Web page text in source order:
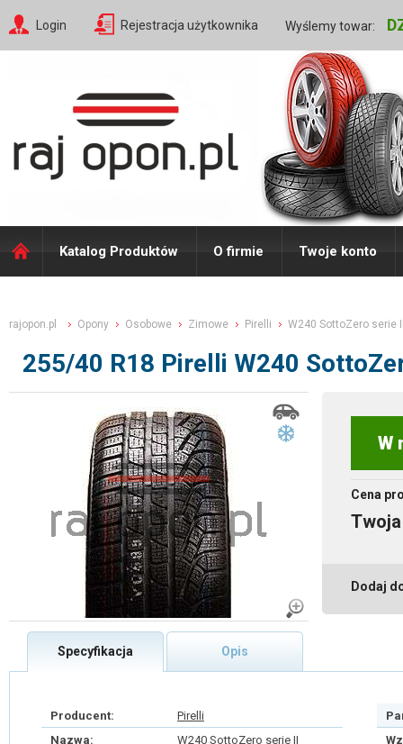
Login Rejestracja użytkownika Wyślemy towar:
Katalog Produktów O firmie Twoje konto
rajopon.pl Opony Osobowe Zimowe Pirelli W240 SottoZero serie
255/40 R18 Pirelli W240
W
Cena
Dodaj
Specyfikacja Opis
Producent:
Pirelli
Nazwa:
W240 SottoZero serie II